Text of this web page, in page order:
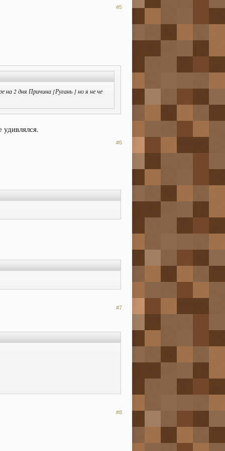
#5
на 2 дня Причина [Ругань ] но я не че
#6
#7
#8